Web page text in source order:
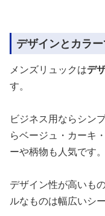
デザインとカラ
メンズリュックはデ
す。
ビジネス用ならシン
らベージュ・カーキ
ーや柄物も人気です。
デザイン性が高いも
ルなものは幅広いシ